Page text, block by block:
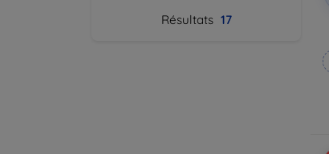
Résultats 17